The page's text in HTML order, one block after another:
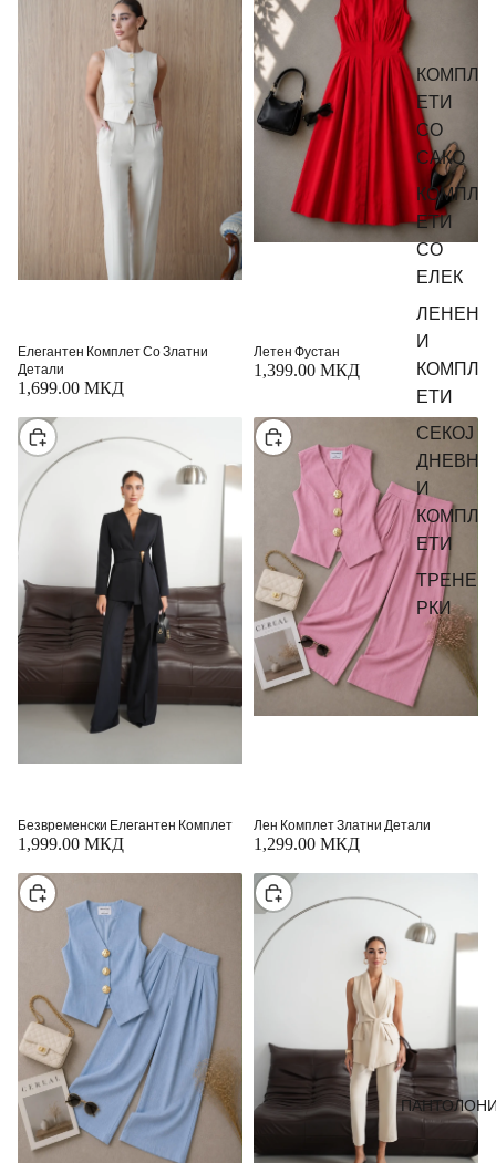
КОМПЛ
ЕТИ
СО
САКО
КОМПЛ
ЕТИ
СО
ЕЛЕК
ЛЕНЕН
И
КОМПЛ
ЕТИ
СЕКОЈ
ДНЕВН
И
КОМПЛ
ЕТИ
ТРЕНЕ
РКИ
Елегантен Комплет Со Златни
Детали
1,699.00 МКД
Летен Фустан
1,399.00 МКД
Изберете
Безвременски Елегантен Комплет
1,999.00 МКД
Лен Комплет Златни Детали
1,299.00 МКД
Изберете